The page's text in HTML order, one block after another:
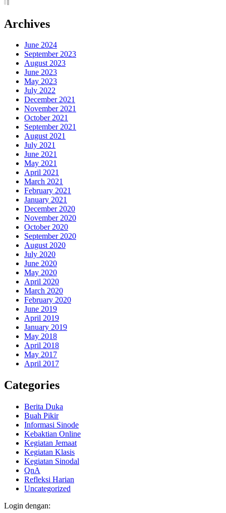
Archives
June 2024
September 2023
August 2023
June 2023
May 2023
July 2022
December 2021
November 2021
October 2021
September 2021
August 2021
July 2021
June 2021
May 2021
April 2021
March 2021
February 2021
January 2021
December 2020
November 2020
October 2020
September 2020
August 2020
July 2020
June 2020
May 2020
April 2020
March 2020
February 2020
June 2019
April 2019
January 2019
May 2018
April 2018
May 2017
April 2017
Categories
Berita Duka
Buah Pikir
Informasi Sinode
Kebaktian Online
Kegiatan Jemaat
Kegiatan Klasis
Kegiatan Sinodal
QnA
Refleksi Harian
Uncategorized
Login dengan: